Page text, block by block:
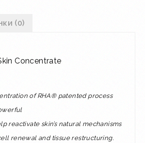
(0)
Concentrate
of RHA® patented process
reactivate skin’s natural mechanisms
renewal and tissue restructuring.